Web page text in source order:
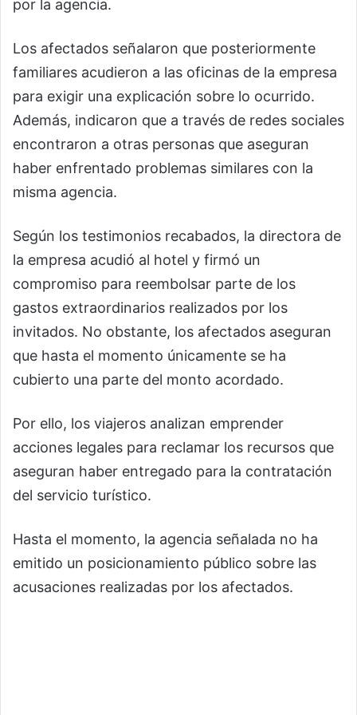
por la agencia.
Los afectados señalaron que posteriormente
familiares acudieron a las oficinas de la empresa
para exigir una explicación sobre lo ocurrido.
Además, indicaron que a través de redes sociales
encontraron a otras personas que aseguran
haber enfrentado problemas similares con la
misma agencia.
Según los testimonios recabados, la directora de
la empresa acudió al hotel y firmó un
compromiso para reembolsar parte de los
gastos extraordinarios realizados por los
invitados. No obstante, los afectados aseguran
que hasta el momento únicamente se ha
cubierto una parte del monto acordado.
Por ello, los viajeros analizan emprender
acciones legales para reclamar los recursos que
aseguran haber entregado para la contratación
del servicio turístico.
Hasta el momento, la agencia señalada no ha
emitido un posicionamiento público sobre las
acusaciones realizadas por los afectados.